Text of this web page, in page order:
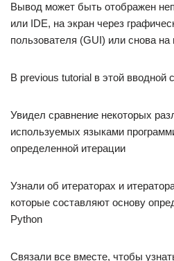
Вывод может быть отображен
или IDE, на экран через
пользователя (GUI) или снова на
В previous tutorial в этой вводной
Увидел сравнение некоторых
используемых языками
определенной итерации
Узнали об итераторах и
которые составляют основу
Python
Связали все вместе, чтобы